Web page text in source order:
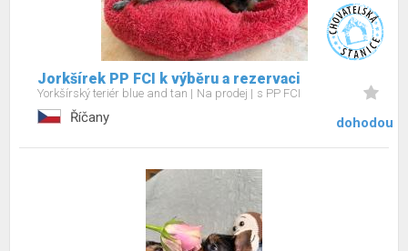
Jorkšírek PP FCI k výběru a rezervaci
Yorkšírský teriér blue and tan Na prodej s PP FCI
Říčany dohodou